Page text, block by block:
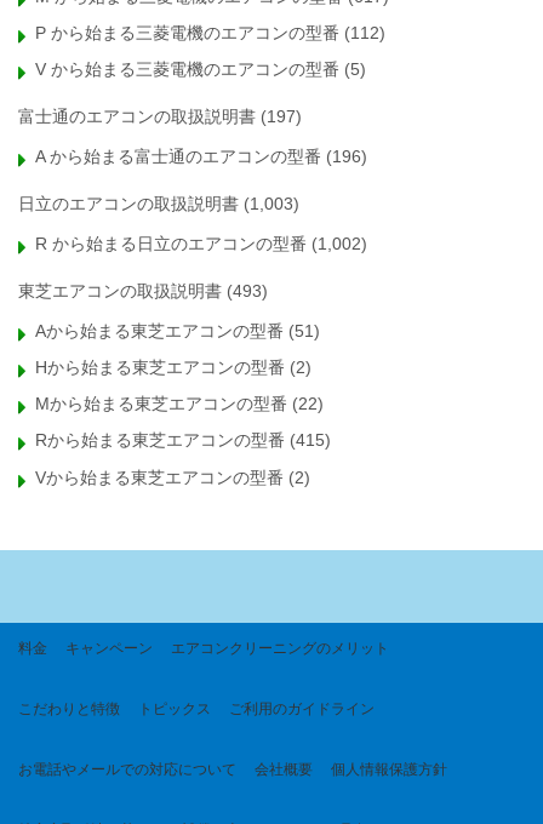
P から始まる三菱電機のエアコンの型番 (112)
V から始まる三菱電機のエアコンの型番 (5)
富士通のエアコンの取扱説明書 (197)
A から始まる富士通のエアコンの型番 (196)
日立のエアコンの取扱説明書 (1,003)
R から始まる日立のエアコンの型番 (1,002)
東芝エアコンの取扱説明書 (493)
Aから始まる東芝エアコンの型番 (51)
Hから始まる東芝エアコンの型番 (2)
Mから始まる東芝エアコンの型番 (22)
Rから始まる東芝エアコンの型番 (415)
Vから始まる東芝エアコンの型番 (2)
料金 キャンペーン エアコンクリーニングのメリット
こだわりと特徴 トピックス ご利用のガイドライン
お電話やメールでの対応について 会社概要 個人情報保護方針